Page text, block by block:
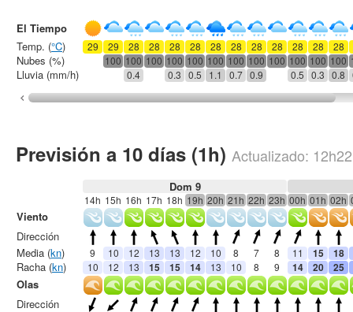
29 29 28 28 28 28 28 28 28 28 28 28
28
100 100 100 100 100 100 100 100 100 100 100 100
0.4
0.3 0.5 1.1 0.7 0.9 0.5 0.3 0.8
El Tiempo
Temp. (°C)
Nubes (%)
Lluvia (mm/h)
Previsión a 10 días (1h) Actualizado: 12h22
Dom 9
14h 15h 16h 17h 18h 19h 20h 21h 22h 23h 00h 01h 02h
9 10 12 13 13 12 10 8 7 8 11 15 18
10 12 13 15 15 14 13 10 8 9 14 20 25
Viento
Dirección
Media (kn)
Racha (kn)
Olas
Dirección